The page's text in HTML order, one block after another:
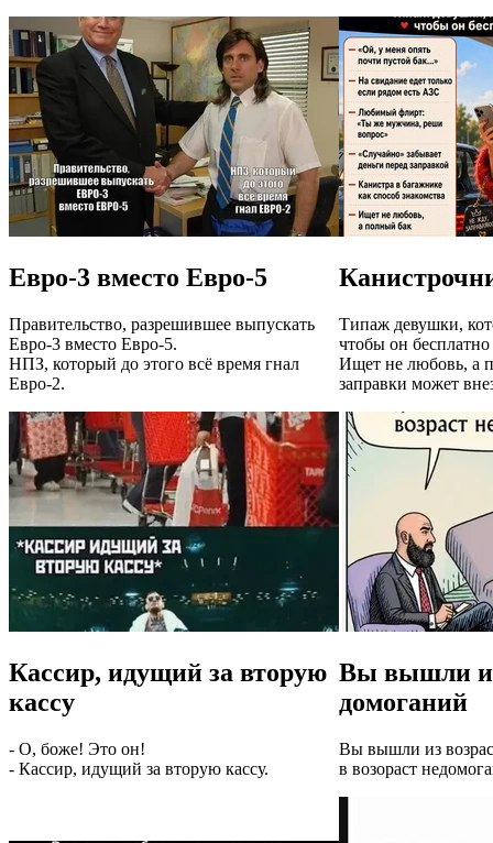
Евро-3 вместо Евро-5
Правительство, разрешившее выпускать
Евро-3 вместо Евро-5.
НПЗ, который до этого всё время гнал
Евро-2.
Типаж девушки,
чтобы он бесплатно
Ищет не любовь, а
заправки может
Кассир, идущий за вторую
кассу
- О, боже! Это он!
- Кассир, идущий за вторую кассу.
Вы вышли
домоганий
Вы вышли из
в возораст